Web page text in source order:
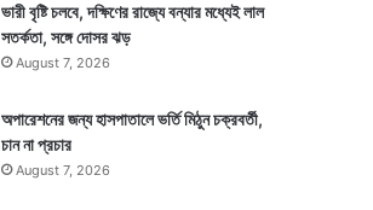
ভারী বৃষ্টি চলবে, দক্ষিণের রাজ্যে বন্যার মধ্যেই লাল
সতর্কতা, সঙ্গে দোসর ঝড়
August 7, 2026
অপারেশনের জন্য হাসপাতালে ভর্তি মিঠুন চক্রবর্তী,
চান না প্রচার
August 7, 2026